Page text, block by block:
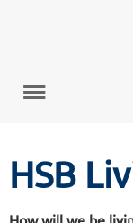
HSB
How will we be